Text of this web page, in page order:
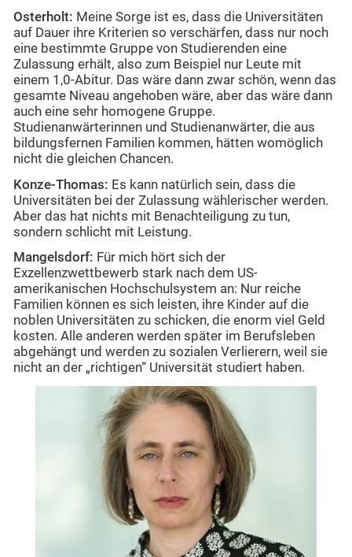
Osterholt: Meine Sorge ist es, dass die Universitäten
auf Dauer ihre Kriterien so verschärfen, dass nur noch
eine bestimmte Gruppe von Studierenden eine
Zulassung erhält, also zum Beispiel nur Leute mit
einem 1,0-Abitur. Das wäre dann zwar schön, wenn das
gesamte Niveau angehoben wäre, aber das wäre dann
auch eine sehr homogene Gruppe.
Studienanwärterinnen und Studienanwärter, die aus
bildungsfernen Familien kommen, hätten womöglich
nicht die gleichen Chancen.
Konze-Thomas: Es kann natürlich sein, dass die
Universitäten bei der Zulassung wählerischer werden.
Aber das hat nichts mit Benachteiligung zu tun,
sondern schlicht mit Leistung.
Mangelsdorf: Für mich hört sich der
Exzellenzwettbewerb stark nach dem US-
amerikanischen Hochschulsystem an: Nur reiche
Familien können es sich leisten, ihre Kinder auf die
noblen Universitäten zu schicken, die enorm viel Geld
kosten. Alle anderen werden später im Berufsleben
abgehängt und werden zu sozialen Verlierern, weil sie
nicht an der „richtigen“ Universität studiert haben.